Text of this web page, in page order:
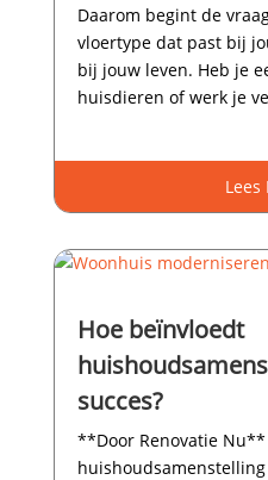
Daarom begint de
vloertype dat past bij
bij jouw leven.​ Heb je
huisdieren of werk je
Lees
Hoe beïnvloedt
succes?
**Door Renovatie